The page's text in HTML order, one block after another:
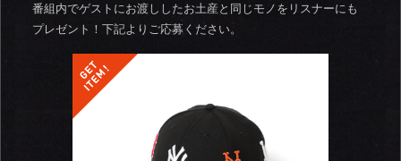
番組内でゲストにお渡ししたお土産と同じモノをリスナーにも
プレゼント！下記よりご応募ください。